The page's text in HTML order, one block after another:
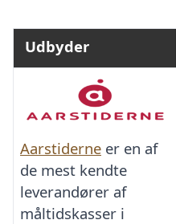
Udbyder
Aarstiderne er en af
de mest kendte
leverandører af
måltidskasser i